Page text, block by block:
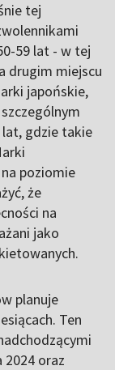
tej
59 lat - w tej
drugim miejscu
japońskie,
gdzie takie
poziomie
że
na
jako
planuje
Ten
oraz